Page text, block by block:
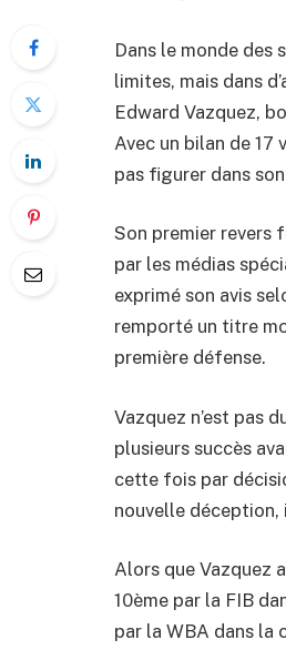
Dans le monde
limites, mais dans
Edward Vazquez,
Avec un bilan de
pas figurer dans
Son premier revers
par les médias
exprimé son avis
remporté un titre
première défense.
Vazquez n’est pas
plusieurs succès
cette fois par
nouvelle déception,
Alors que Vazquez
10ème par la FIB
par la WBA dans la